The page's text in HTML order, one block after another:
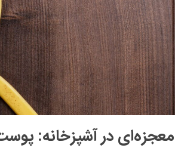
معجزه‌ای در آشپزخانه: پوست